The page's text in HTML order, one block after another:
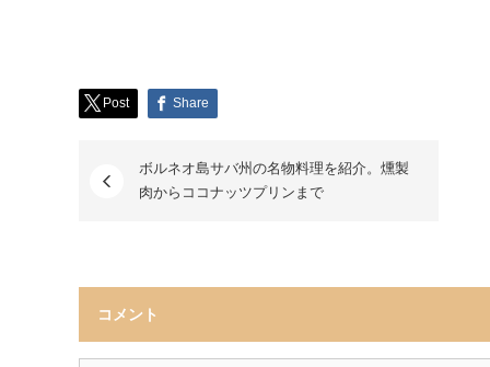
Post Share
ボルネオ島サバ州の名物料理を紹介。燻製
肉からココナッツプリンまで
コメント